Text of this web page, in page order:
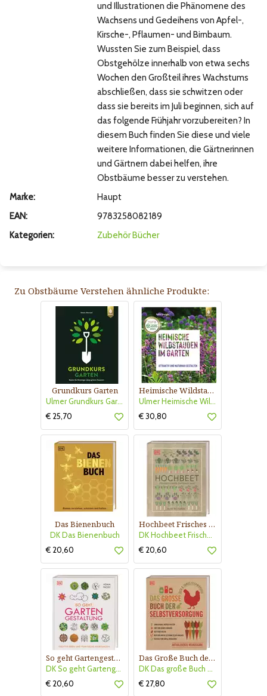
und Illustrationen die Phänomene des
Wachsens und Gedeihens von Apfel-,
Kirsche-, Pflaumen- und Birnbaum.
Wussten Sie zum Beispiel, dass
Obstgehölze innerhalb von etwa sechs
Wochen den Großteil ihres Wachstums
abschließen, dass sie schwitzen oder
dass sie bereits im Juli beginnen, sich auf
das folgende Frühjahr vorzubereiten? In
diesem Buch finden Sie diese und viele
weitere Informationen, die Gärtnerinnen
und Gärtnern dabei helfen, ihre
Obstbäume besser zu verstehen.
Marke:
Haupt
EAN:
9783258082189
Kategorien:
Zubehör Bücher
Zu Obstbäume Verstehen ähnliche Produkte:
Grundkurs Garten
Ulmer Grundkurs Garten
€ 25,70
Heimische Wildstauden im Garten
Ulmer Heimische Wildstauden im Garten
€ 30,80
Das Bienenbuch
DK Das Bienenbuch
€ 20,60
Hochbeet Frisches Gemüse das Ganze Jahr
DK Hochbeet Frisches Gemüse
€ 20,60
So geht Gartengestaltung
DK So geht Gartengestaltung
€ 20,60
Das Große Buch der Selbstversorgung
DK Das große Buch der Selbstver
€ 27,80